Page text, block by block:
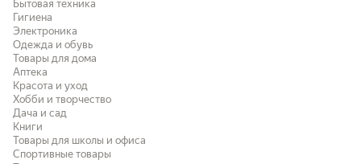
Бытовая техника
Гигиена
Электроника
Одежда и обувь
Товары для дома
Аптека
Красота и уход
Хобби и творчество
Дача и сад
Книги
Товары для школы и офиса
Спортивные товары